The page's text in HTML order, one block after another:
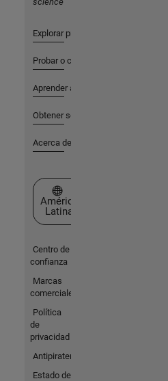
Explorar productos
Probar o comprar
Aprender a utilizar
Obtener soporte
Acerca de MathWorks
Seleccione un país/idioma
América
Latina
Centro de
confianza
Marcas
comerciales
Política
de
privacidad
Antipiratería
Estado de